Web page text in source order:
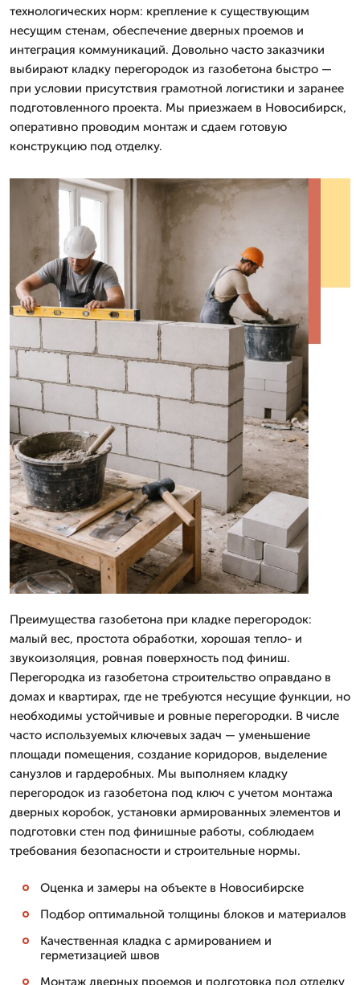
технологических норм: крепление к существующим
несущим стенам, обеспечение дверных проемов и
интеграция коммуникаций. Довольно часто заказчики
выбирают кладку перегородок из газобетона быстро —
при условии присутствия грамотной логистики и заранее
подготовленного проекта. Мы приезжаем в Новосибирск,
оперативно проводим монтаж и сдаем готовую
конструкцию под отделку.
Преимущества газобетона при кладке перегородок:
малый вес, простота обработки, хорошая тепло- и
звукоизоляция, ровная поверхность под финиш.
Перегородка из газобетона строительство оправдано в
домах и квартирах, где не требуются несущие функции, но
необходимы устойчивые и ровные перегородки. В числе
часто используемых ключевых задач — уменьшение
площади помещения, создание коридоров, выделение
санузлов и гардеробных. Мы выполняем кладку
перегородок из газобетона под ключ с учетом монтажа
дверных коробок, установки армированных элементов и
подготовки стен под финишные работы, соблюдаем
требования безопасности и строительные нормы.
Оценка и замеры на объекте в Новосибирске
Подбор оптимальной толщины блоков и материалов
Качественная кладка с армированием и
герметизацией швов
Монтаж дверных проемов и подготовка под отделку